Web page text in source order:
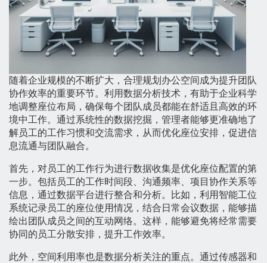
随着企业规模的不断扩大，合理规划办公空间成为提升团队
协作效率的重要环节。利用数据分析技术，有助于企业科学
地调整座位布局，确保每个团队成员都能在舒适且高效的环
境中工作。通过系统性的数据挖掘，管理者能够更准确地了
解员工的工作习惯和交流需求，从而优化座位安排，促进信
息流通与团队融合。
首先，对员工的工作行为进行数据收集是优化座位配置的第
一步。包括员工的工作时间段、沟通频率、项目协作关系等
信息，通过数据平台进行整合和分析。比如，利用智能工位
系统记录员工的座位使用情况，结合日常会议数据，能够描
绘出团队成员之间的互动网络。这样，能够避免将经常需要
协同的员工分散安排，提升工作效率。
此外，空间利用率也是数据分析关注的重点。通过传感器和